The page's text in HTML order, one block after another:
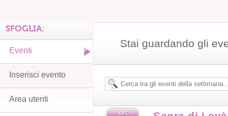
Stai guardando gli
set
SFOGLIA:
Eventi
Inserisci evento
Area utenti